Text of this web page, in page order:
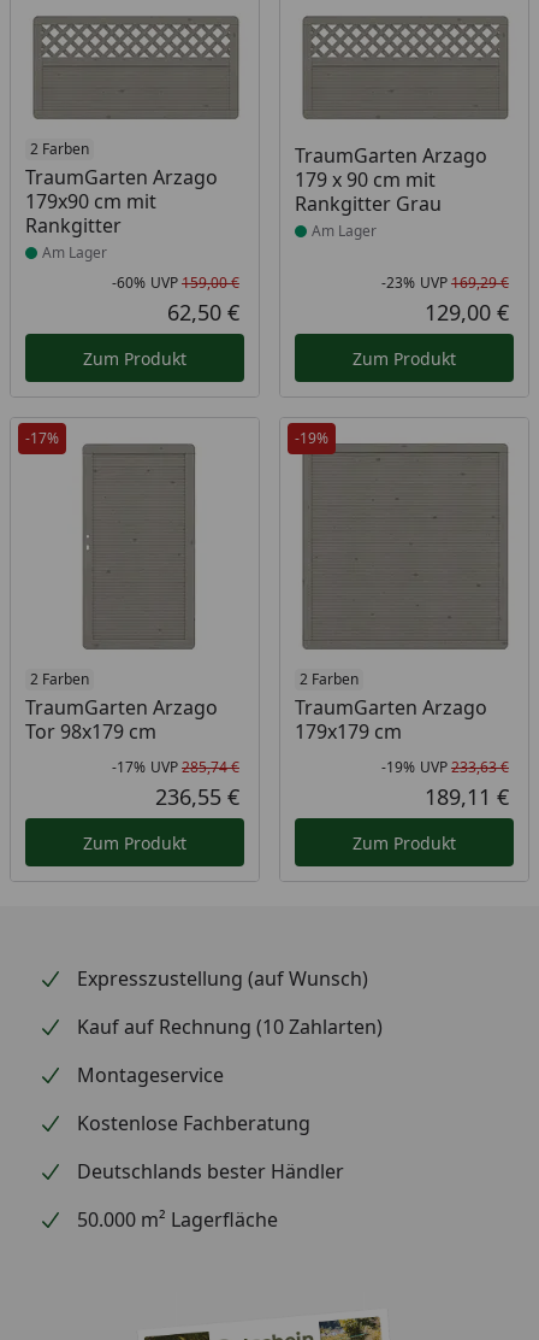
2 Farben
TraumGarten Arzago
179x90 cm mit
Rankgitter
Produkt am Lager
Am Lager
Rabatt in Prozent
-60%
Ursprünglicher Preis
UVP159,00 €
Aktueller Preis
62,50 €
Zum Produkt
TraumGarten Arzago
179 x 90 cm mit
Rankgitter Grau
Produkt am Lager
Am Lager
-23% UVP169,29 €
129,00 €
Zum Produkt
-17%
2 Farben
TraumGarten Arzago
Tor 98x179 cm
Rabatt in Prozent
-17%
Ursprünglicher Preis
UVP285,74 €
Aktueller Preis
236,55 €
Zum Produkt
-19%
2 Farben
TraumGarten Arzago
179x179 cm
-19% UVP233,63 €
189,11 €
Zum Produkt
Expresszustellung (auf Wunsch)
Kauf auf Rechnung (10 Zahlarten)
Montageservice
Kostenlose Fachberatung
Deutschlands bester Händler
50.000 m² Lagerfläche